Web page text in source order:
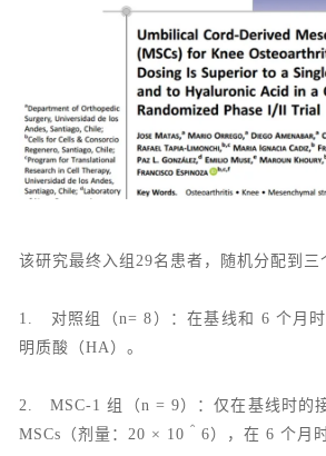
该研究最终入组29名患者，随机分配到三
1. 对照组（n= 8）：在基线和 6 个月
明质酸（HA）。
2. MSC-1 组（n = 9）：仅在基线时的
MSCs（剂量：20 × 10＾6），在 6 个月